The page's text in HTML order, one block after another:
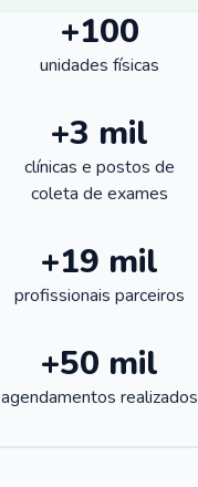
+100
unidades físicas
+3 mil
clínicas e postos de
coleta de exames
+19 mil
profissionais parceiros
+50 mil
agendamentos realizados